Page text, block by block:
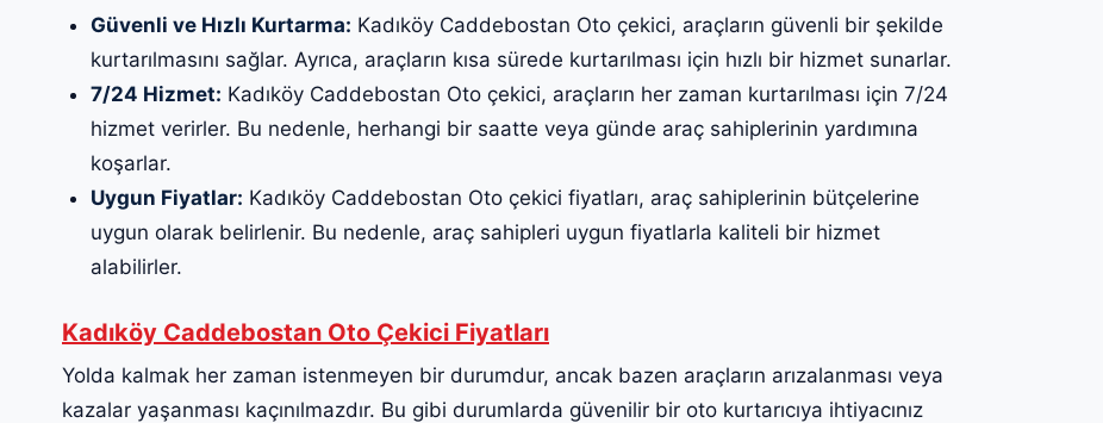
Güvenli ve Hızlı Kurtarma: Kadıköy Caddebostan Oto çekici, araçların güvenli bir şekilde
kurtarılmasını sağlar. Ayrıca, araçların kısa sürede kurtarılması için hızlı bir hizmet sunarlar.
7/24 Hizmet: Kadıköy Caddebostan Oto çekici, araçların her zaman kurtarılması için 7/24
hizmet verirler. Bu nedenle, herhangi bir saatte veya günde araç sahiplerinin yardımına
koşarlar.
Uygun Fiyatlar: Kadıköy Caddebostan Oto çekici fiyatları, araç sahiplerinin bütçelerine
uygun olarak belirlenir. Bu nedenle, araç sahipleri uygun fiyatlarla kaliteli bir hizmet
alabilirler.
Kadıköy Caddebostan Oto Çekici Fiyatları
Yolda kalmak her zaman istenmeyen bir durumdur, ancak bazen araçların arızalanması veya
kazalar yaşanması kaçınılmazdır. Bu gibi durumlarda güvenilir bir oto kurtarıcıya ihtiyacınız